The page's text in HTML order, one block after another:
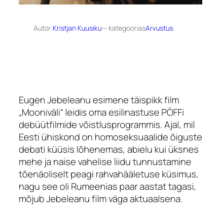
Autor:Kristjan Kuusiku— kategooriasArvustus
Eugen Jebeleanu esimene täispikk film
„Mooniväli“ leidis oma esilinastuse PÖFFi
debüütfilmide võistlusprogrammis. Ajal, mil
Eesti ühiskond on homoseksuaalide õiguste
debati küüsis lõhenemas, abielu kui üksnes
mehe ja naise vahelise liidu tunnustamine
tõenäoliselt peagi rahvahääletuse küsimus,
nagu see oli Rumeenias paar aastat tagasi,
mõjub Jebeleanu film väga aktuaalsena.